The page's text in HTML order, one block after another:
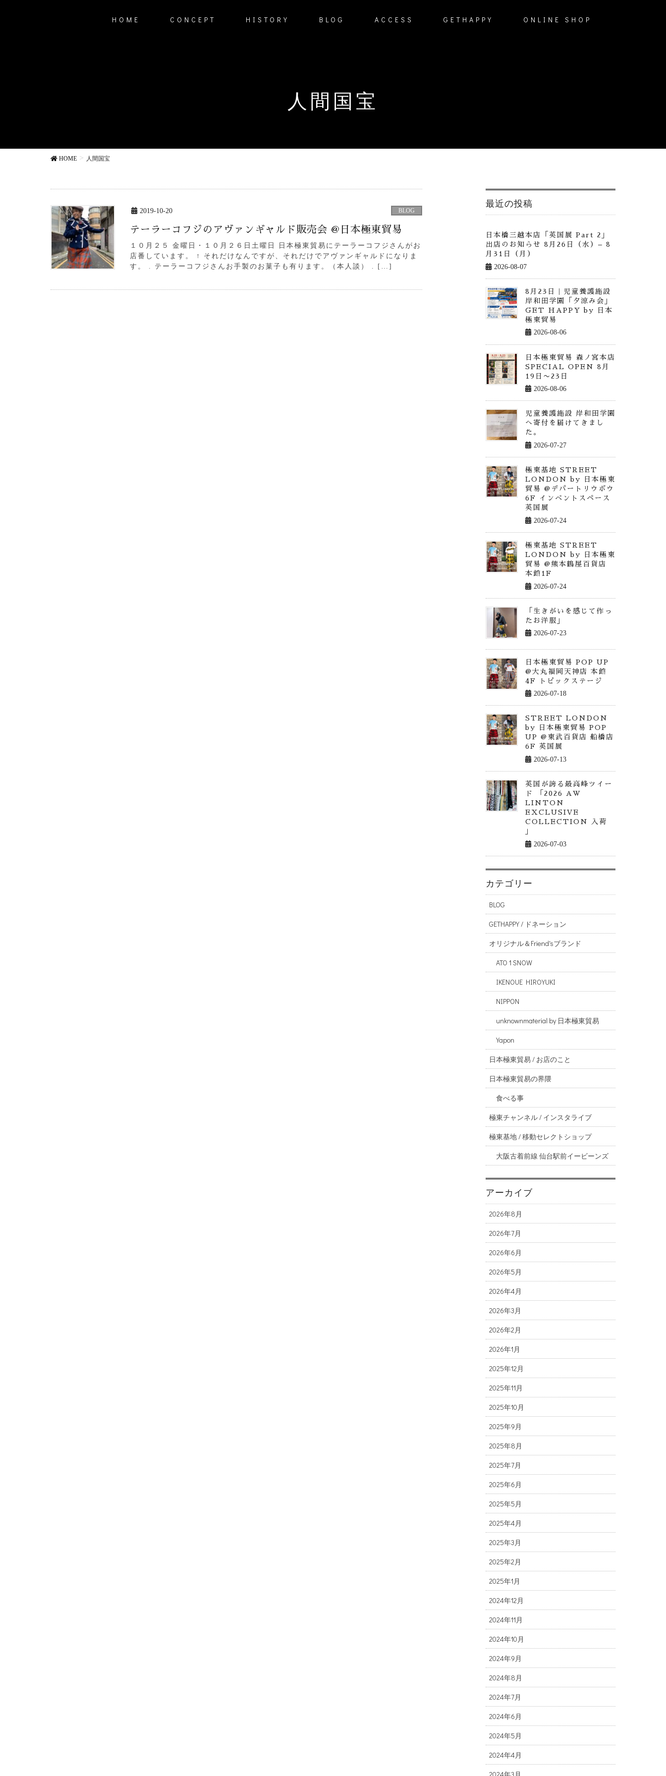
HOME CONCEPT HISTORY BLOG ACCESS GETHAPPY ONLINE SHOP
人間国宝
HOME 人間国宝
2019-10-20 BLOG
テーラーコフジのアヴァンギャルド販売会 @日本極東貿易
１０月２５ 金曜日・１０月２６日土曜日 日本極東貿易にテーラーコフジさんがお
店番しています。 ↑ それだけなんですが、それだけでアヴァンギャルドになりま
す。 . テーラーコフジさんお手製のお菓子も有ります。（本人談） . […]
最近の投稿
日本橋三越本店「英国展 Part 2」
出店のお知らせ 8月26日（水）– 8
月31日（月）
2026-08-07
8月23日｜児童養護施設
岸和田学園「夕涼み会」
GET HAPPY by 日本
極東貿易
2026-08-06
日本極東貿易 森ノ宮本店
SPECIAL OPEN 8月
19日〜23日
2026-08-06
児童養護施設 岸和田学園
へ寄付を届けてきまし
た。
2026-07-27
極東基地 STREET
LONDON by 日本極東
貿易 @デパートリウボウ
6F インベントスペース
英国展
2026-07-24
極東基地 STREET
LONDON by 日本極東
貿易 @熊本鶴屋百貨店
本館1F
2026-07-24
「生きがいを感じて作っ
たお洋服」
2026-07-23
日本極東貿易 POP UP
@大丸福岡天神店 本館
4F トピックステージ
2026-07-18
STREET LONDON
by 日本極東貿易 POP
UP @東武百貨店 船橋店
6F 英国展
2026-07-13
英国が誇る最高峰ツイー
ド 「2026 AW
LINTON
EXCLUSIVE
COLLECTION 入荷
」
2026-07-03
カテゴリー
BLOG
GETHAPPY / ドネーション
オリジナル＆Friend'sブランド
ATO 1 SNOW
IKENOUE HIROYUKI
NIPPON
unknownmaterial by 日本極東貿易
Yapon
日本極東貿易 / お店のこと
日本極東貿易の界隈
食べる事
極東チャンネル / インスタライブ
極東基地 / 移動セレクトショップ
大阪古着前線 仙台駅前イービーンズ
アーカイブ
2026年8月
2026年7月
2026年6月
2026年5月
2026年4月
2026年3月
2026年2月
2026年1月
2025年12月
2025年11月
2025年10月
2025年9月
2025年8月
2025年7月
2025年6月
2025年5月
2025年4月
2025年3月
2025年2月
2025年1月
2024年12月
2024年11月
2024年10月
2024年9月
2024年8月
2024年7月
2024年6月
2024年5月
2024年4月